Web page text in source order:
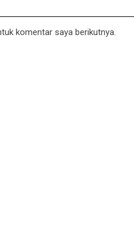
komentar saya berikutnya.